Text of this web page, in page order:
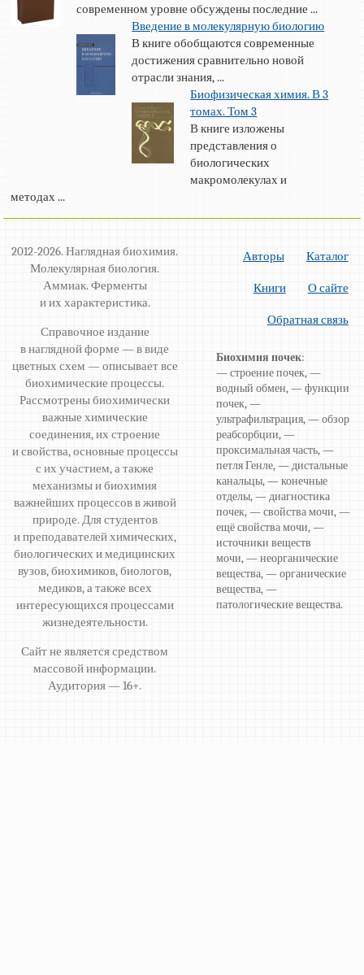
современном уровне обсуждены последние ...
Введение в молекулярную биологию
В книге обобщаются современные
достижения сравнительно новой
отрасли знания, ...
Биофизическая химия. В 3
томах. Том 3
В книге изложены
представления о
биологических
макромолекулах и
методах ...
2012-2026. Наглядная биохимия.
Молекулярная биология.
Аммиак. Ферменты
и их характеристика.
Справочное издание
в наглядной форме — в виде
цветных схем — описывает все
биохимические процессы.
Рассмотрены биохимически
важные химические
соединения, их строение
и свойства, основные процессы
с их участием, а также
механизмы и биохимия
важнейших процессов в живой
природе. Для студентов
и преподавателей химических,
биологических и медицинских
вузов, биохимиков, биологов,
медиков, а также всех
интересующихся процессами
жизнедеятельности.
Сайт не является средством
массовой информации.
Аудитория — 16+.
Авторы Каталог
Книги О сайте
Обратная связь
Биохимия почек:
— строение почек, —
водный обмен, — функции
почек, —
ультрафильтрация, — обзор
реабсорбции, —
проксимальная часть, —
петля Генле, — дистальные
канальцы, — конечные
отделы, — диагностика
почек, — свойства мочи, —
ещё свойства мочи, —
источники веществ
мочи, — неорганические
вещества, — органические
вещества, —
патологические вещества.